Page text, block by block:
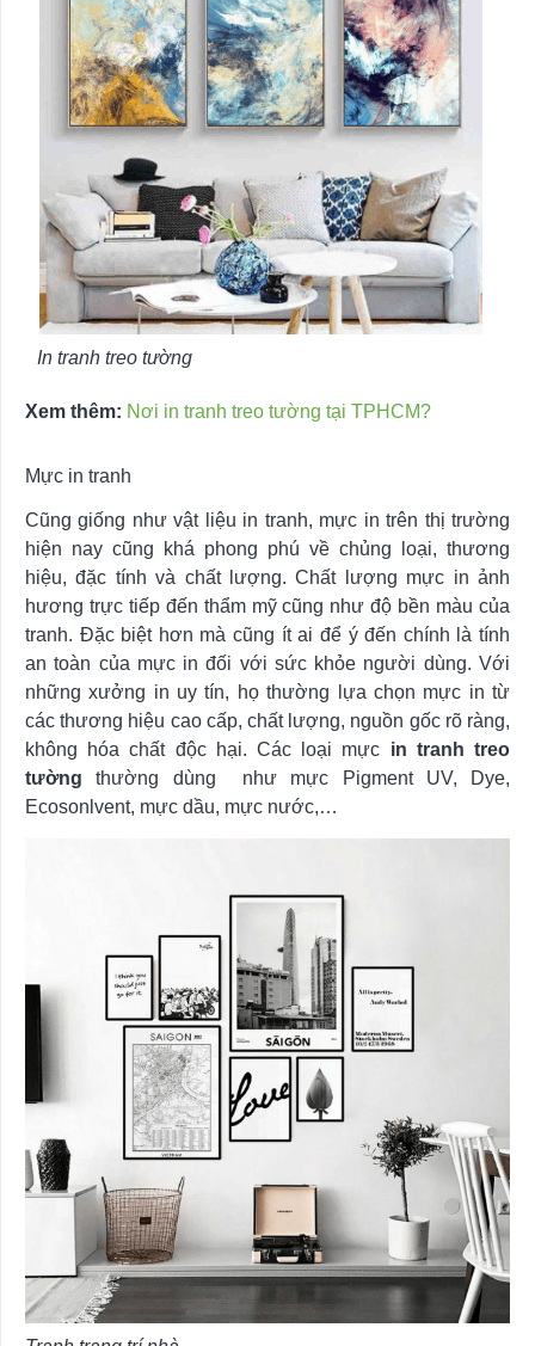
In tranh treo tường
Xem thêm: Nơi in tranh treo tường tại TPHCM?
Mực in tranh
Cũng giống như vật liệu in tranh, mực in trên thị trường
hiện nay cũng khá phong phú về chủng loại, thương
hiệu, đặc tính và chất lượng. Chất lượng mực in ảnh
hương trực tiếp đến thẩm mỹ cũng như độ bền màu của
tranh. Đặc biệt hơn mà cũng ít ai để ý đến chính là tính
an toàn của mực in đối với sức khỏe người dùng. Với
những xưởng in uy tín, họ thường lựa chọn mực in từ
các thương hiệu cao cấp, chất lượng, nguồn gốc rõ ràng,
không hóa chất độc hại. Các loại mực in tranh treo
tường thường dùng như mực Pigment UV, Dye,
Ecosonlvent, mực dầu, mực nước,…